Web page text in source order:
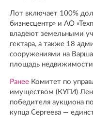
Лот включает 100%
бизнесцентр» и АО
владеют земельными
гектара, а также 18
сооружениями на
площадь
Ранее Комитет по
имуществом (КУГИ)
победителя аукциона
купца Сергеева —